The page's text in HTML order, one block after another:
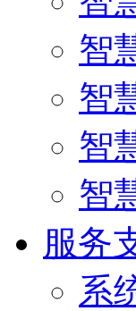
智
智
智
智
服务
系